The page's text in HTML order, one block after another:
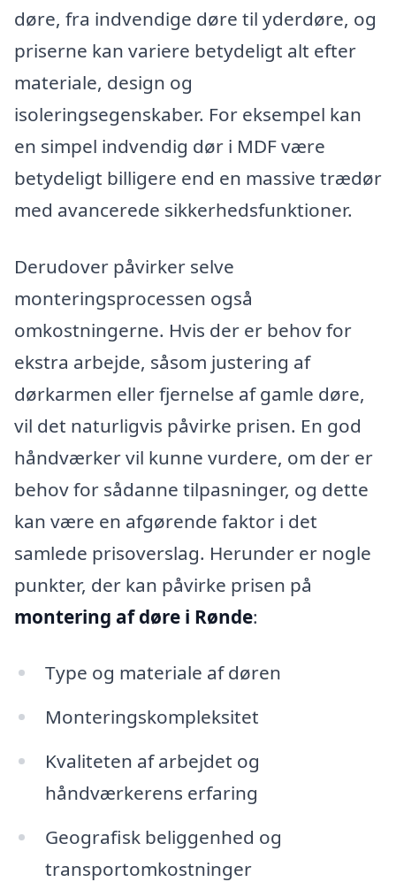
døre, fra indvendige døre til yderdøre, og
priserne kan variere betydeligt alt efter
materiale, design og
isoleringsegenskaber. For eksempel kan
en simpel indvendig dør i MDF være
betydeligt billigere end en massive trædør
med avancerede sikkerhedsfunktioner.
Derudover påvirker selve
monteringsprocessen også
omkostningerne. Hvis der er behov for
ekstra arbejde, såsom justering af
dørkarmen eller fjernelse af gamle døre,
vil det naturligvis påvirke prisen. En god
håndværker vil kunne vurdere, om der er
behov for sådanne tilpasninger, og dette
kan være en afgørende faktor i det
samlede prisoverslag. Herunder er nogle
punkter, der kan påvirke prisen på
montering af døre i Rønde:
Type og materiale af døren
Monteringskompleksitet
Kvaliteten af arbejdet og
håndværkerens erfaring
Geografisk beliggenhed og
transportomkostninger